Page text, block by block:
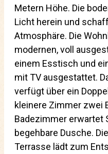
Metern Höhe. Die
Licht herein und
Atmosphäre. Die
modernen, voll
einem Esstisch und
mit TV ausgestattet.
verfügt über ein
kleinere Zimmer zwei
Badezimmer erwartet
begehbare Dusche.
Terrasse lädt zum